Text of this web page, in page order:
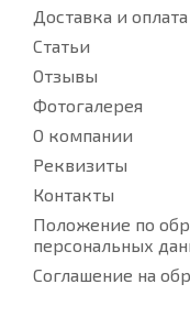
Доставка и оплата
Статьи
Отзывы
Фотогалерея
О компании
Реквизиты
Контакты
Положение по
персональных
Соглашение на